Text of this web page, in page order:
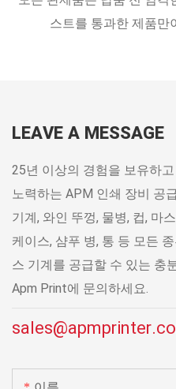
스트를 통과한 제품만
LEAVE A MESSAGE
25년 이상의 경험을 보유하
노력하는 APM 인쇄 장비 공
기계, 와인 뚜껑, 물병, 컵, 마
케이스, 샴푸 병, 통 등 모든
스 기계를 공급할 수 있는 충
Apm Print에 문의하세요.